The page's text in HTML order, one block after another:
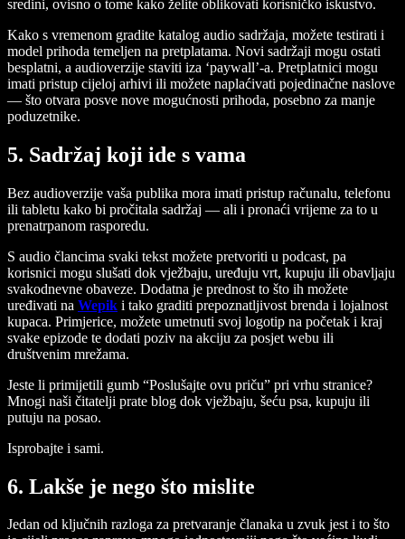
sredini, ovisno o tome kako želite oblikovati korisničko iskustvo.
Kako s vremenom gradite katalog audio sadržaja, možete testirati i
model prihoda temeljen na pretplatama. Novi sadržaji mogu ostati
besplatni, a audioverzije staviti iza ‘paywall’-a. Pretplatnici mogu
imati pristup cijeloj arhivi ili možete naplaćivati pojedinačne naslove
— što otvara posve nove mogućnosti prihoda, posebno za manje
poduzetnike.
5. Sadržaj koji ide s vama
Bez audioverzije vaša publika mora imati pristup računalu, telefonu
ili tabletu kako bi pročitala sadržaj — ali i pronaći vrijeme za to u
prenatrpanom rasporedu.
S audio člancima svaki tekst možete pretvoriti u podcast, pa
korisnici mogu slušati dok vježbaju, uređuju vrt, kupuju ili obavljaju
svakodnevne obaveze. Dodatna je prednost to što ih možete
uređivati na Wepik i tako graditi prepoznatljivost brenda i lojalnost
kupaca. Primjerice, možete umetnuti svoj logotip na početak i kraj
svake epizode te dodati poziv na akciju za posjet webu ili
društvenim mrežama.
Jeste li primijetili gumb “Poslušajte ovu priču” pri vrhu stranice?
Mnogi naši čitatelji prate blog dok vježbaju, šeću psa, kupuju ili
putuju na posao.
Isprobajte i sami.
6. Lakše je nego što mislite
Jedan od ključnih razloga za pretvaranje članaka u zvuk jest i to što